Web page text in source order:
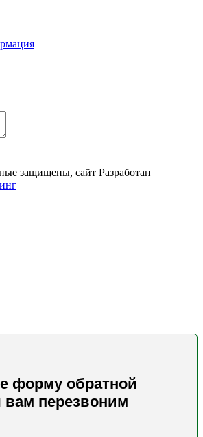
защищены, сайт Разработан
форму обратной
перезвоним